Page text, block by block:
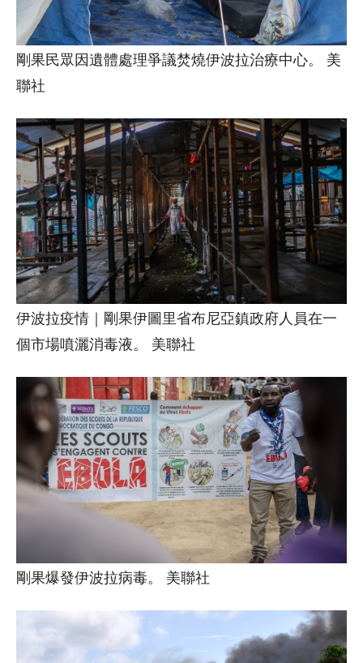
剛果民眾因遺體處理爭議焚燒伊波拉治療中心。 美
聯社
伊波拉疫情｜剛果伊圖里省布尼亞鎮政府人員在一
個市場噴灑消毒液。 美聯社
剛果爆發伊波拉病毒。 美聯社